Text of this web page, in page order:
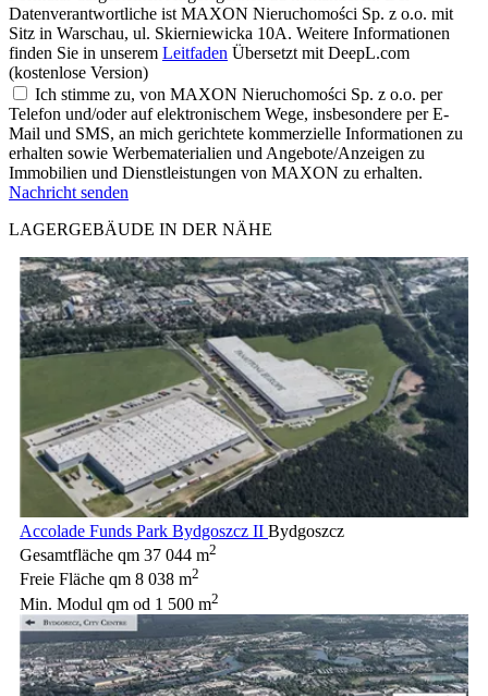
Datenverantwortliche ist MAXON Nieruchomości Sp. z o.o. mit
Sitz in Warschau, ul. Skierniewicka 10A. Weitere Informationen
finden Sie in unserem Leitfaden Übersetzt mit DeepL.com
(kostenlose Version)
Ich stimme zu, von MAXON Nieruchomości Sp. z o.o. per
Telefon und/oder auf elektronischem Wege, insbesondere per E-
Mail und SMS, an mich gerichtete kommerzielle Informationen zu
erhalten sowie Werbematerialien und Angebote/Anzeigen zu
Immobilien und Dienstleistungen von MAXON zu erhalten.
Nachricht senden
LAGERGEBÄUDE IN DER NÄHE
Accolade Funds Park Bydgoszcz II Bydgoszcz
Gesamtfläche qm 37 044 m2
Freie Fläche qm 8 038 m2
Min. Modul qm od 1 500 m2